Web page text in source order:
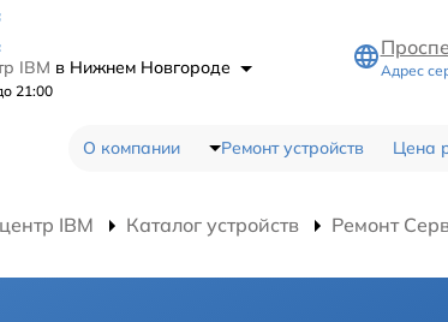
IBM в Нижнем Новгороде
21:00
Адрес
О компании Ремонт устройств Цена
IBM Каталог устройств Ремонт